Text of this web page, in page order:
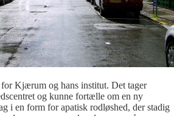
Kjærum og hans institut. Det tager
og kunne fortælle om en ny
i en form for apatisk rodløshed, der stadig